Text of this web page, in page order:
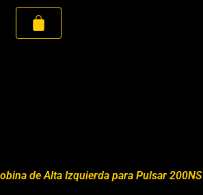
de Alta Izquierda para Pulsar 200NS